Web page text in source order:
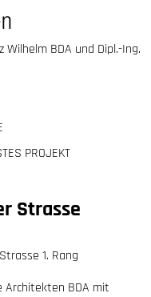
Wilhelm BDA und Dipl.-Ing.
PROJEKT
Strasse
1. Rang
Architekten BDA mit